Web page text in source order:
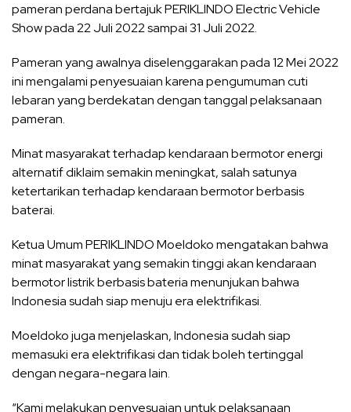
pameran perdana bertajuk PERIKLINDO Electric Vehicle
Show pada 22 Juli 2022 sampai 31 Juli 2022.
Pameran yang awalnya diselenggarakan pada 12 Mei 2022
ini mengalami penyesuaian karena pengumuman cuti
lebaran yang berdekatan dengan tanggal pelaksanaan
pameran.
Minat masyarakat terhadap kendaraan bermotor energi
alternatif diklaim semakin meningkat, salah satunya
ketertarikan terhadap kendaraan bermotor berbasis
baterai.
Ketua Umum PERIKLINDO Moeldoko mengatakan bahwa
minat masyarakat yang semakin tinggi akan kendaraan
bermotor listrik berbasis bateria menunjukan bahwa
Indonesia sudah siap menuju era elektrifikasi.
Moeldoko juga menjelaskan, Indonesia sudah siap
memasuki era elektrifikasi dan tidak boleh tertinggal
dengan negara-negara lain.
“Kami melakukan penyesuaian untuk pelaksanaan